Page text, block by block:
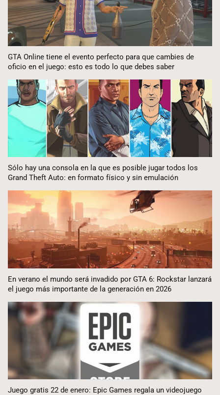
GTA Online tiene el evento perfecto para que cambies de
oficio en el juego: esto es todo lo que debes saber
Sólo hay una consola en la que es posible jugar todos los
Grand Theft Auto: en formato físico y sin emulación
En verano el mundo será invadido por GTA 6: Rockstar lanzará
el juego más importante de la generación en 2026
Juego gratis 22 de enero: Epic Games regala un videojuego